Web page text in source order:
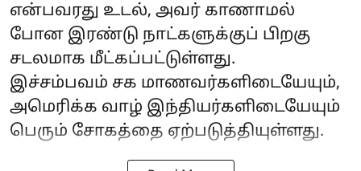
என்பவரது உடல், அவர் காணாமல்
போன இரண்டு நாட்களுக்குப் பிறகு
சடலமாக மீட்கப்பட்டுள்ளது.
இச்சம்பவம் சக மாணவர்களிடையேயும்,
அமெரிக்க வாழ் இந்தியர்களிடையேயும்
பெரும் சோகத்தை ஏற்படுத்தியுள்ளது.